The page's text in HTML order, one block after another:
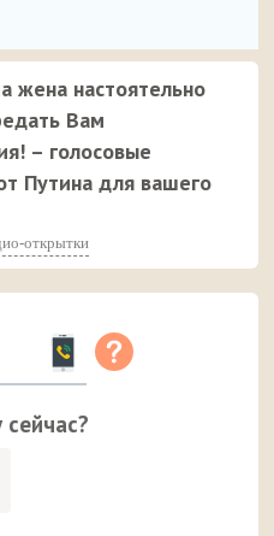
жена настоятельно
Вам
– голосовые
Путина для вашего
открытки